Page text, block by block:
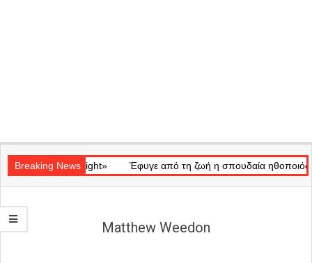
Navigation
Menu
Breaking News
«Ray of Light» Έφυγε από τη ζωή η σπουδαία ηθοποιός Μάρω
Matthew Weedon